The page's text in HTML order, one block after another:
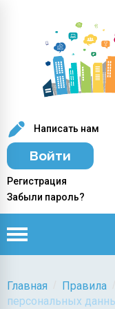
Написать нам
Войти
Регистрация
Забыли пароль?
Главная Правила
персональных